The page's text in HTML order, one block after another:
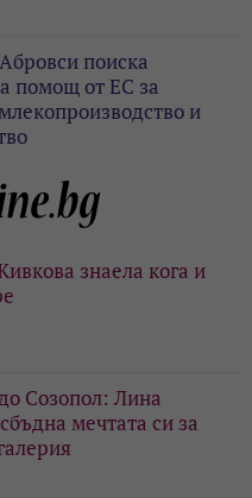
поиска
помощ от ЕС за
и
знаела кога и
Созопол: Лина
мечтата си за